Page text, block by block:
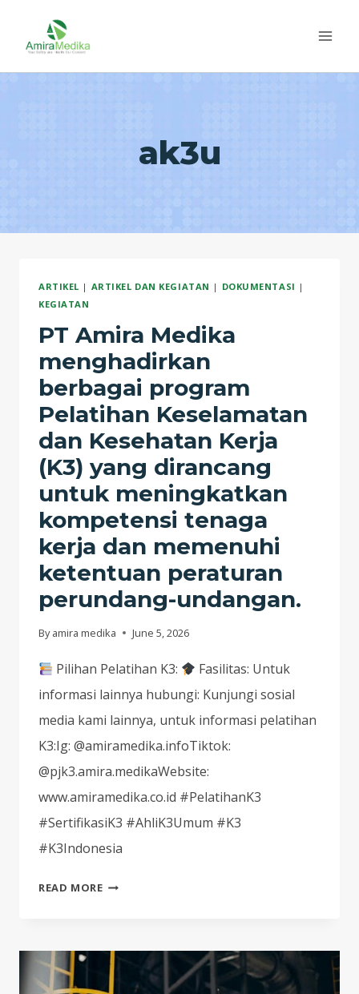
ak3u
ARTIKEL | ARTIKEL DAN KEGIATAN | DOKUMENTASI |
KEGIATAN
PT Amira Medika
menghadirkan
berbagai program
Pelatihan Keselamatan
dan Kesehatan Kerja
(K3) yang dirancang
untuk meningkatkan
kompetensi tenaga
kerja dan memenuhi
ketentuan peraturan
perundang-undangan.
By amira medika June 5, 2026
Pilihan Pelatihan K3:
Fasilitas: Untuk
informasi lainnya hubungi: Kunjungi sosial
media kami lainnya, untuk informasi pelatihan
K3:Ig: @amiramedika.infoTiktok:
@pjk3.amira.medikaWebsite:
www.amiramedika.co.id #PelatihanK3
#SertifikasiK3 #AhliK3Umum #K3
#K3Indonesia
READ MOREPT
BERBAGAI
PROGRAM